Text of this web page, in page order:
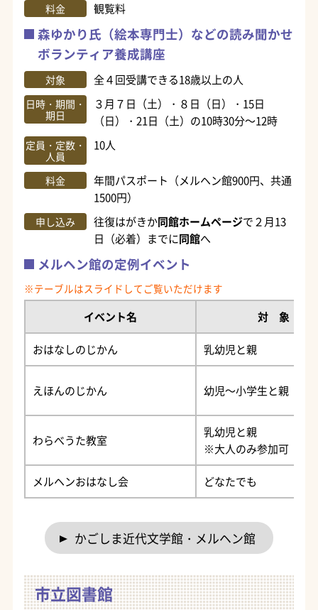
料金 観覧料
森ゆかり氏（絵本専門士）などの読み聞かせ
ボランティア養成講座
対象 全４回受講できる18歳以上の人
日時・期間・
期日
３月７日（土）・８日（日）・15日
（日）・21日（土）の10時30分～12時
定員・定数・
人員
10人
料金
年間パスポート（メルヘン館900円、共通
1500円）
申し込み 往復はがきか同館ホームページで２月13
日（必着）までに同館へ
メルヘン館の定例イベント
イベント名 対 象
おはなしのじかん 乳幼児と親
えほんのじかん 幼児～小学生と親
わらべうた教室
乳幼児と親
※大人のみ参加可
メルヘンおはなし会 どなたでも
かごしま近代文学館・メルヘン館
市立図書館